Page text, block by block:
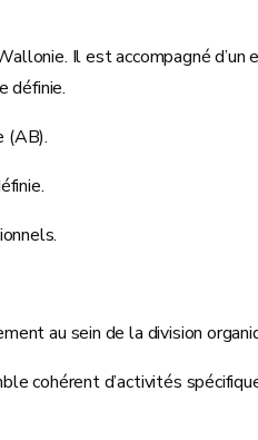
Il est accompagné d’un
définie.
(AB).
au sein de la division
cohérent d’activités